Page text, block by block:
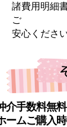
諸費用明細
ご
安心くださ
介手数料無料
ームご購入